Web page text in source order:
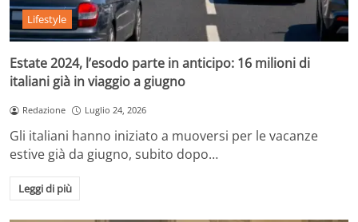
Lifestyle
Estate 2024, l’esodo parte in anticipo: 16 milioni di
italiani già in viaggio a giugno
Redazione Luglio 24, 2026
Gli italiani hanno iniziato a muoversi per le vacanze
estive già da giugno, subito dopo…
Leggi di più